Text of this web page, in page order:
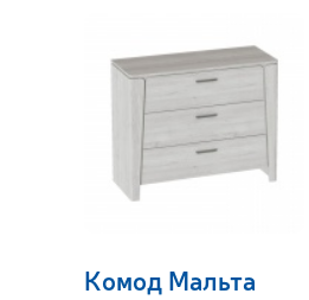
Комод Мальта